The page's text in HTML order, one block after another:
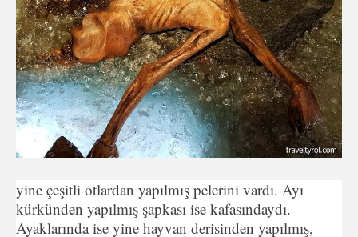
yine çeşitli otlardan yapılmış pelerini vardı. Ayı
kürkünden yapılmış şapkası ise kafasındaydı.
Ayaklarında ise yine hayvan derisinden yapılmış,